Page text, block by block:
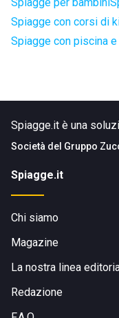
Spiagge con corsi di
Spiagge con piscina
Spiagge.it è una
Società del Gruppo
Spiagge.it
Chi siamo
Magazine
La nostra linea
Redazione